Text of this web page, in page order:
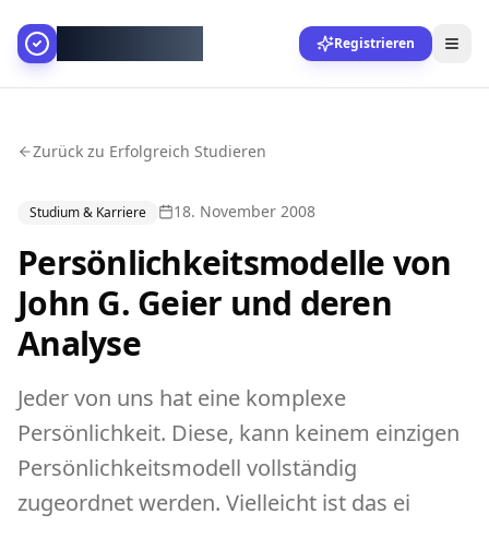
Registrieren
Zurück zu Erfolgreich Studieren
Studium & Karriere 18. November 2008
Persönlichkeitsmodelle von
John G. Geier und deren
Analyse
Jeder von uns hat eine komplexe
Persönlichkeit. Diese, kann keinem einzigen
Persönlichkeitsmodell vollständig
zugeordnet werden. Vielleicht ist das ei